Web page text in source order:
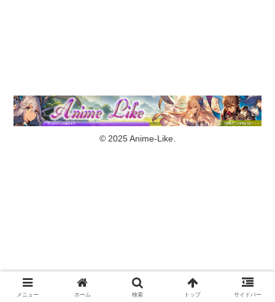
© 2025 Anime-Like.
メニュー ホーム 検索 トップ サイドバー